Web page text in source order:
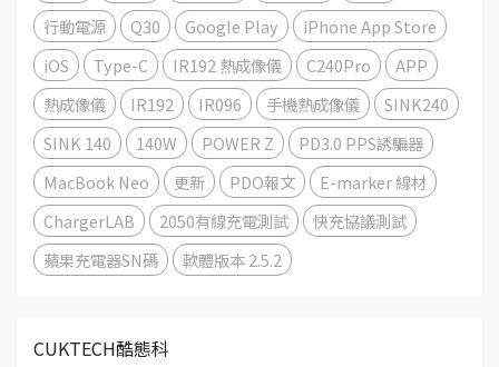
行動電源
Q30 Google Play
iPhone App Store
iOS
Type-C IR192 熱成像儀 C240Pro
APP
熱成像儀
IR192 IR096 手機熱成像儀
SINK240
SINK 140
140W POWER Z
PD3.0 PPS誘騙器
MacBook Neo
更新 PDO報文
E-marker 線材
ChargerLAB
2050有線充電測試
快充協議測試
蘋果充電器SN碼
軟體版本 2.5.2
CUKTECH酷態科